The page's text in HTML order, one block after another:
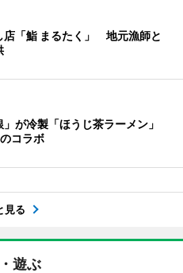
店「鮨 まるたく」 地元漁師と
」が冷製「ほうじ茶ラーメン」
コラボ
見る
遊ぶ